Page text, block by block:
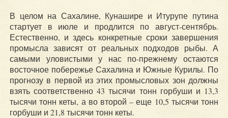
В целом на Сахалине, Кунашире и Итурупе путина
стартует в июле и продлится по август-сентябрь.
Естественно, и здесь конкретные сроки завершения
промысла зависят от реальных подходов рыбы. А
самыми уловистыми у нас по-прежнему остаются
восточное побережье Сахалина и Южные Курилы. По
прогнозу в первой из этих промысловых зон должны
взять соответственно 43 тысячи тонн горбуши и 13,3
тысячи тонн кеты, а во второй – еще 10,5 тысячи тонн
горбуши и 21,8 тысячи тонн кеты.